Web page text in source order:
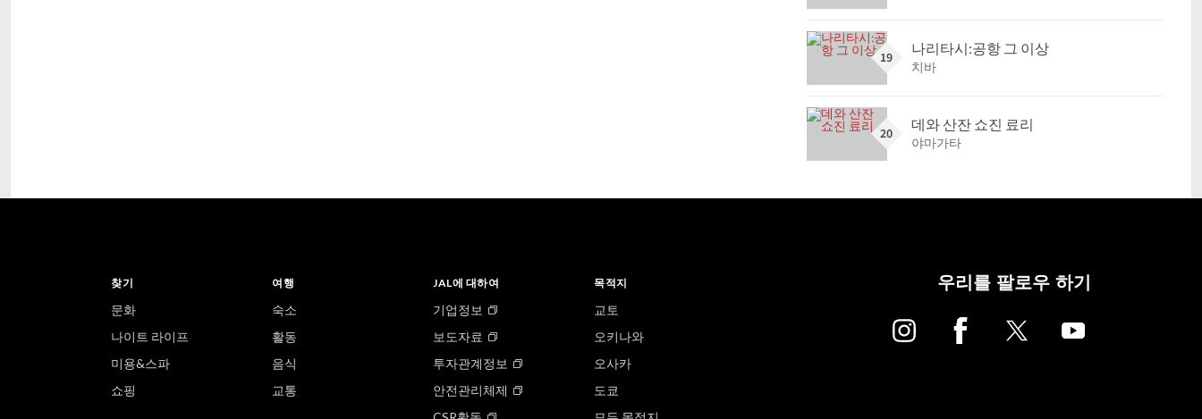
19
나리타시:공항 그 이상
치바
20
데와 산잔 쇼진 료리
야마가타
찾기
문화
나이트 라이프
미용&스파
쇼핑
여행
숙소
활동
음식
교통
JAL에 대하여
기업정보
보도자료
투자관계정보
안전관리체제
목적지
교토
오키나와
오사카
도쿄
우리를 팔로우 하기